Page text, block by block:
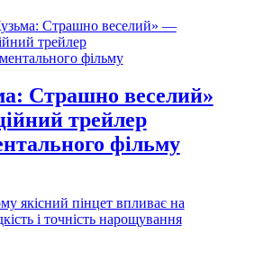
Страшно веселий»
трейлер
фільму